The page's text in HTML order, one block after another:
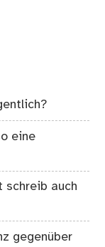
eine
schreib auch
gegenüber